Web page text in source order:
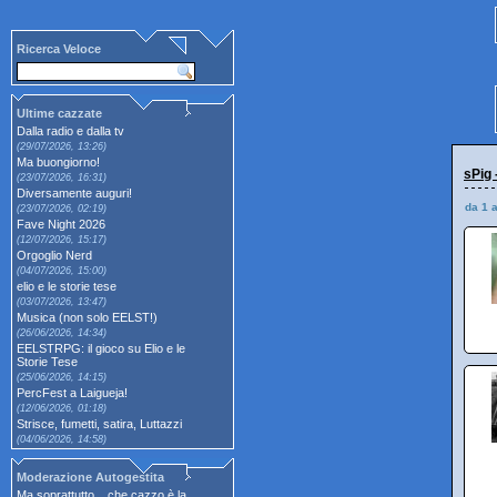
Ricerca Veloce
Ultime cazzate
Dalla radio e dalla tv
(29/07/2026, 13:26)
Ma buongiorno!
(23/07/2026, 16:31)
Diversamente auguri!
(23/07/2026, 02:19)
Fave Night 2026
(12/07/2026, 15:17)
Orgoglio Nerd
(04/07/2026, 15:00)
elio e le storie tese
(03/07/2026, 13:47)
Musica (non solo EELST!)
(26/06/2026, 14:34)
EELSTRPG: il gioco su Elio e le
Storie Tese
(25/06/2026, 14:15)
PercFest a Laigueja!
(12/06/2026, 01:18)
Strisce, fumetti, satira, Luttazzi
(04/06/2026, 14:58)
Moderazione Autogestita
sPig
da 1